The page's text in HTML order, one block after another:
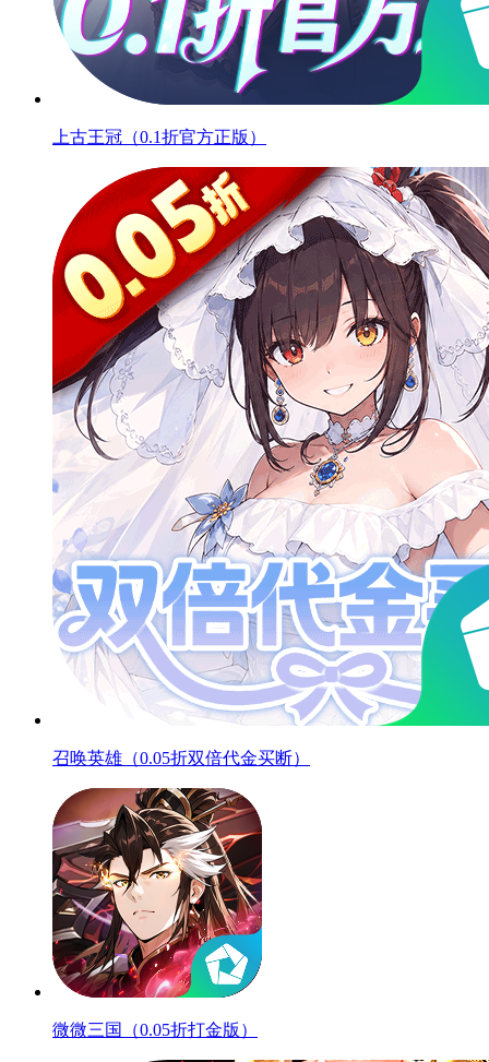
上古王冠（0.1折官方正版）
召唤英雄（0.05折双倍代金买断）
微微三国（0.05折打金版）